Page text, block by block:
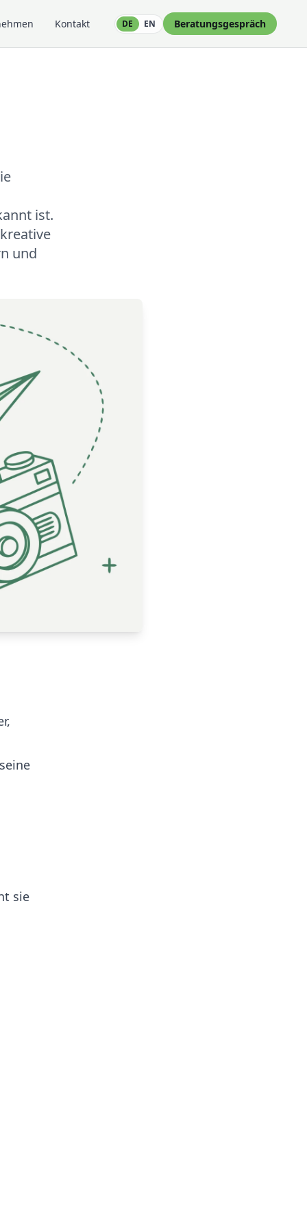
Kontakt DE EN Beratungsgespräch
ist.
und
sie